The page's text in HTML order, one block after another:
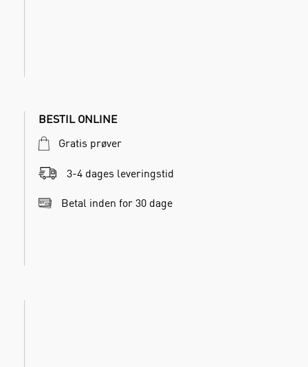
BESTIL ONLINE
Gratis prøver
3-4 dages leveringstid
Betal inden for 30 dage